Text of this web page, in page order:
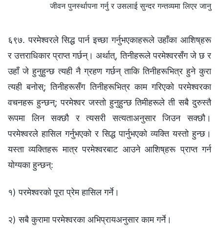
जीवन पुनर्स्थापना गर्नु र उसलाई सुन्दर गन्तव्यमा लिएर जानु
६९७. परमेश्‍वरले सिद्ध पार्न इच्छा गर्नुभएकाहरूले उहाँका आशिष्‌हरू
र उत्तराधिकार प्राप्‍त गर्छन्। अर्थात्, तिनीहरूले परमेश्‍वरसँग जे छ र
उहाँ जे हुनुहुन्छ त्यही नै ग्रहण गर्छन् ताकि तिनीहरूभित्र हुने कुरा
त्यही बनोस्; तिनीहरूसँग तिनीहरूभित्र काम गरिएको परमेश्‍वरका
वचनहरू हुन्छन्; परमेश्‍वर जस्तो हुनुहुन्छ तिमीहरूले ती सबै दुरुस्तै
रूपमा लिन सक्छौ र त्यसरी सत्यताअनुसार जिउन सक्छौ।
परमेश्‍वरले हासिल गर्नुभएको र सिद्ध पार्नुभएको व्यक्ति यस्तो हुन्छ।
यस्ता व्यक्तिहरू मात्र परमेश्‍वरबाट आउने आशिष्‌हरू प्राप्‍त गर्न
योग्यका हुन्छन्:
१) परमेश्‍वरको पूरा प्रेम हासिल गर्ने।
२) सबै कुरामा परमेश्‍वरका अभिप्रायअनुसार काम गर्ने।